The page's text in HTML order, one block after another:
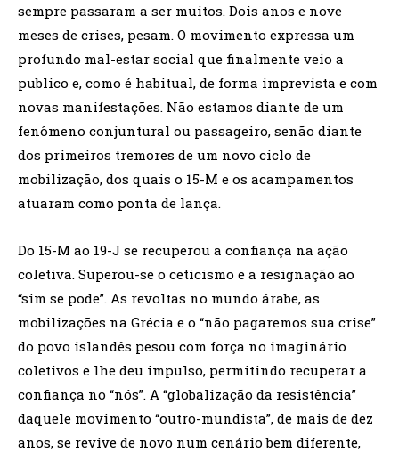
sempre passaram a ser muitos. Dois anos e nove
meses de crises, pesam. O movimento expressa um
profundo mal-estar social que finalmente veio a
publico e, como é habitual, de forma imprevista e com
novas manifestações. Não estamos diante de um
fenômeno conjuntural ou passageiro, senão diante
dos primeiros tremores de um novo ciclo de
mobilização, dos quais o 15-M e os acampamentos
atuaram como ponta de lança.
Do 15-M ao 19-J se recuperou a confiança na ação
coletiva. Superou-se o ceticismo e a resignação ao
“sim se pode”. As revoltas no mundo árabe, as
mobilizações na Grécia e o “não pagaremos sua crise”
do povo islandês pesou com força no imaginário
coletivos e lhe deu impulso, permitindo recuperar a
confiança no “nós”. A “globalização da resistência”
daquele movimento “outro-mundista”, de mais de dez
anos, se revive de novo num cenário bem diferente,